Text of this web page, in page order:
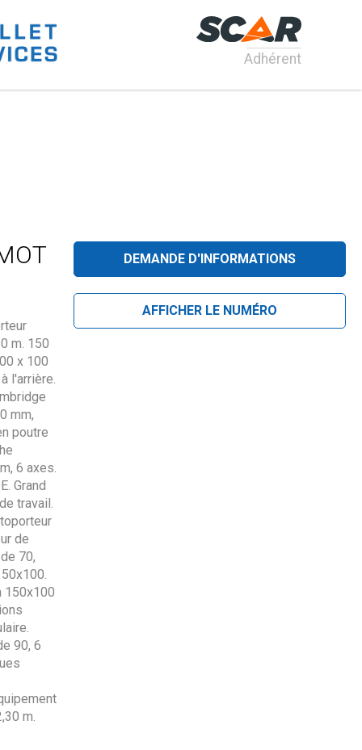
Adhérent
m. 150
x 100
l'arrière.
mm,
poutre
6 axes.
Grand
travail.
de
70,
150x100
90, 6
m.
DEMANDE D'INFORMATIONS
AFFICHER LE NUMÉRO